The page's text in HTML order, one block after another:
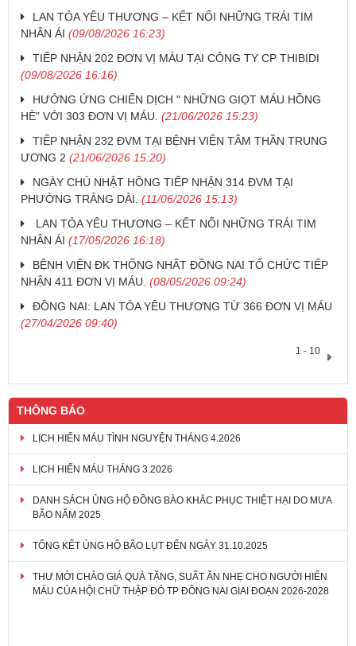
LAN TỎA YÊU THƯƠNG – KẾT NỐI NHỮNG TRÁI TIM
NHÂN ÁI (09/08/2026 16:23)
TIẾP NHẬN 202 ĐƠN VỊ MÁU TẠI CÔNG TY CP THIBIDI
(09/08/2026 16:16)
HƯỞNG ỨNG CHIẾN DỊCH " NHỮNG GIỌT MÁU HỒNG
HÈ" VỚI 303 ĐƠN VỊ MÁU. (21/06/2026 15:23)
TIẾP NHẬN 232 ĐVM TẠI BỆNH VIỆN TÂM THẦN TRUNG
ƯƠNG 2 (21/06/2026 15:20)
NGÀY CHỦ NHẬT HỒNG TIẾP NHẬN 314 ĐVM TẠI
PHƯỜNG TRẢNG DÀI. (11/06/2026 15:13)
LAN TỎA YÊU THƯƠNG – KẾT NỐI NHỮNG TRÁI TIM
NHÂN ÁI (17/05/2026 16:18)
BỆNH VIỆN ĐK THỐNG NHẤT ĐỒNG NAI TỔ CHỨC TIẾP
NHẬN 411 ĐƠN VỊ MÁU. (08/05/2026 09:24)
ĐỒNG NAI: LAN TỎA YÊU THƯƠNG TỪ 366 ĐƠN VỊ MÁU
(27/04/2026 09:40)
1 - 10
THÔNG BÁO
LỊCH HIẾN MÁU TÌNH NGUYỆN THÁNG 4.2026
LỊCH HIẾN MÁU THÁNG 3.2026
DANH SÁCH ỦNG HỘ ĐỒNG BÀO KHẮC PHỤC THIỆT HẠI DO MƯA
BÃO NĂM 2025
TỔNG KẾT ỦNG HỘ BÃO LỤT ĐẾN NGÀY 31.10.2025
THƯ MỜI CHÀO GIÁ QUÀ TẶNG, SUẤT ĂN NHẸ CHO NGƯỜI HIẾN
MÁU CỦA HỘI CHỮ THẬP ĐỎ TP ĐỒNG NAI GIAI ĐOẠN 2026-2028